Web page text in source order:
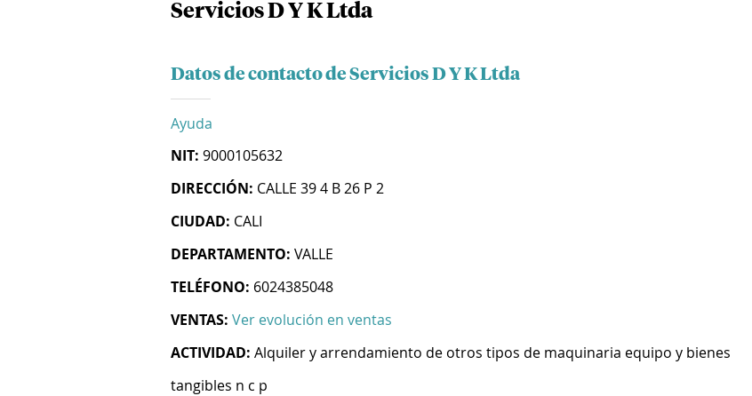
Servicios D Y K Ltda
Datos de contacto de Servicios D Y K Ltda
Ayuda
NIT: 9000105632
DIRECCIÓN: CALLE 39 4 B 26 P 2
CIUDAD: CALI
DEPARTAMENTO: VALLE
TELÉFONO: 6024385048
VENTAS: Ver evolución en ventas
ACTIVIDAD: Alquiler y arrendamiento de otros tipos de maquinaria equipo y bienes
tangibles n c p